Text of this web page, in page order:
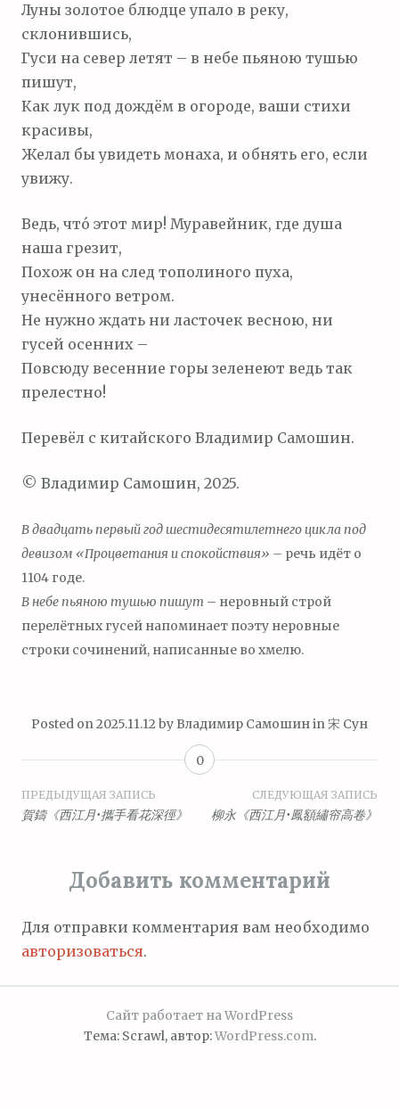
Луны золотое блюдце упало в реку,
склонившись,
Гуси на север летят – в небе пьяною тушью
пишут,
Как лук под дождём в огороде, ваши стихи
красивы,
Желал бы увидеть монаха, и обнять его, если
увижу.
Ведь, что́ этот мир! Муравейник, где душа
наша грезит,
Похож он на след тополиного пуха,
унесённого ветром.
Не нужно ждать ни ласточек весною, ни
гусей осенних –
Повсюду весенние горы зеленеют ведь так
прелестно!
Перевёл с китайского Владимир Самошин.
© Владимир Самошин, 2025.
В двадцать первый год шестидесятилетнего цикла под
девизом «Процветания и спокойствия» – речь идёт о
1104 годе.
В небе пьяною тушью пишут – неровный строй
перелётных гусей напоминает поэту неровные
строки сочинений, написанные во хмелю.
Posted on 2025.11.12 by Владимир Самошинin 宋 Сун
0
Навигация
записям
ПРЕДЫДУЩАЯ ЗАПИСЬ
賀鑄《西江月•攜手看花深徑》
СЛЕДУЮЩАЯ ЗАПИСЬ
柳永《西江月•鳳額繡帘高卷》
Добавить комментарий
Для отправки комментария вам необходимо
авторизоваться.
Сайт работает на WordPress
Тема: Scrawl, автор:WordPress.com.